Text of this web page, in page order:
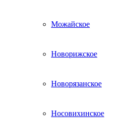
Можайское
Новорижское
Новорязанское
Носовихинское